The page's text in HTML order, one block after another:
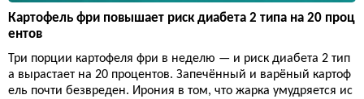
Картофель фри повышает риск диабета 2 типа на 20 проц
ентов
Три порции картофеля фри в неделю — и риск диабета 2 тип
а вырастает на 20 процентов. Запечённый и варёный картоф
ель почти безвреден. Ирония в том, что жарка умудряется ис